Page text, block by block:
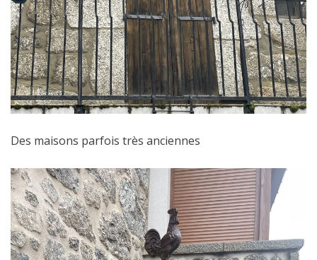
Des maisons parfois très anciennes